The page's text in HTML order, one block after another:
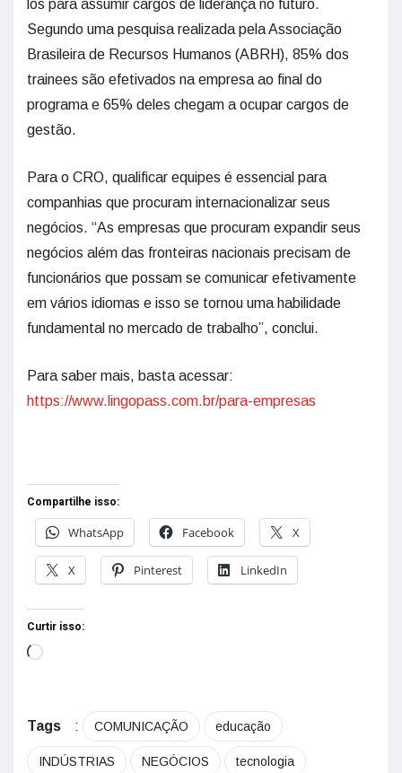
los para assumir cargos de liderança no futuro.
Segundo uma pesquisa realizada pela Associação
Brasileira de Recursos Humanos (ABRH), 85% dos
trainees são efetivados na empresa ao final do
programa e 65% deles chegam a ocupar cargos de
gestão.
Para o CRO, qualificar equipes é essencial para
companhias que procuram internacionalizar seus
negócios. “As empresas que procuram expandir seus
negócios além das fronteiras nacionais precisam de
funcionários que possam se comunicar efetivamente
em vários idiomas e isso se tornou uma habilidade
fundamental no mercado de trabalho”, conclui.
Para saber mais, basta acessar:
https://www.lingopass.com.br/para-empresas
Compartilhe isso:
WhatsApp
Facebook X
X Pinterest LinkedIn
Curtir isso:
Tags : COMUNICAÇÃO educação
INDÚSTRIAS NEGÓCIOS tecnologia